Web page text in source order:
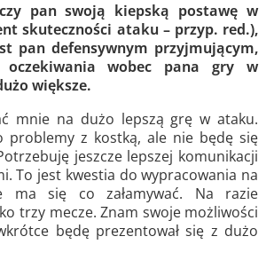
pan swoją kiepską postawę w
skuteczności ataku – przyp. red.),
pan defensywnym przyjmującym,
wobec pana gry w
większe.
mnie na dużo lepszą grę w ataku.
problemy z kostką, ale nie będę się
jeszcze lepszej komunikacji
To jest kwestia do wypracowania na
ma się co załamywać. Na razie
trzy mecze. Znam swoje możliwości
będę prezentował się z dużo